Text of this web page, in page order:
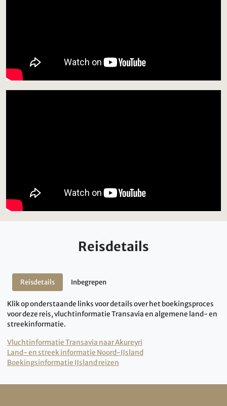
Reisdetails
Reisdetails Inbegrepen
Klik op onderstaande links voor details over het boekingsproces
voor deze reis, vluchtinformatie Transavia en algemene land- en
streekinformatie.
Vluchtinformatie Transavia naar Akureyri
Land- en streek informatie Noord-IJsland
Boekingsinformatie IJsland reizen